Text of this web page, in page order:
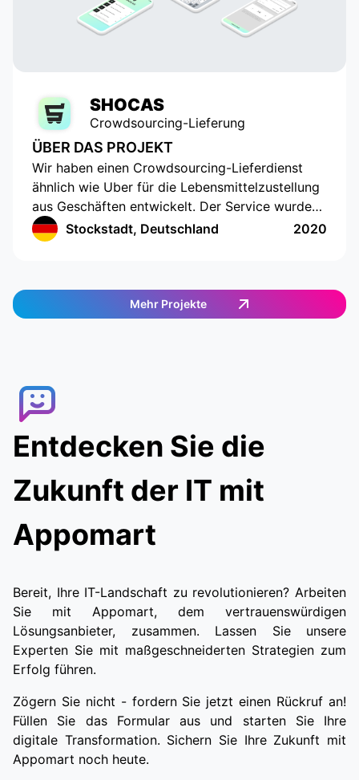
SHOCAS
Crowdsourcing-Lieferung
ÜBER DAS PROJEKT
Wir haben einen Crowdsourcing-Lieferdienst
ähnlich wie Uber für die Lebensmittelzustellung
aus Geschäften entwickelt. Der Service wurde
für diejenigen entwickelt, die keine Zeit oder
Möglichkeit haben, selbst Lebensmittel
Standortverfolgung und der Erstellung einer
Einkaufsliste. Die App funktioniert in
Artikel auswählen, und dann wird ein Lieferant
mit der Bestellung beauftragt. Kunden können
den Lieferanten in Echtzeit verfolgen, sodass
sie ihre Lebensmittel schnell und bequem
erhalten können.
Stockstadt, Deutschland 2020
Mehr Projekte
Entdecken Sie die
Zukunft der IT mit
Appomart
Bereit, Ihre IT-Landschaft zu revolutionieren? Arbeiten
Sie mit Appomart, dem vertrauenswürdigen
Lösungsanbieter, zusammen. Lassen Sie unsere
Experten Sie mit maßgeschneiderten Strategien zum
Erfolg führen.
Zögern Sie nicht - fordern Sie jetzt einen Rückruf an!
Füllen Sie das Formular aus und starten Sie Ihre
digitale Transformation. Sichern Sie Ihre Zukunft mit
Appomart noch heute.